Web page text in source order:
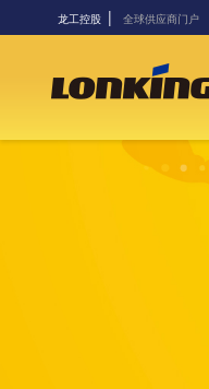
龙工控股 | 全球供应商门户